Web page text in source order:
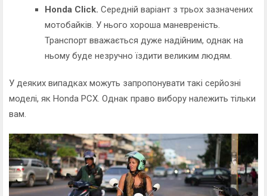
Honda Click. Середній варіант з трьох зазначених
мотобайків. У нього хороша маневреність.
Транспорт вважається дуже надійним, однак на
ньому буде незручно їздити великим людям.
У деяких випадках можуть запропонувати такі серйозні
моделі, як Honda PCX. Однак право вибору належить тільки
вам.